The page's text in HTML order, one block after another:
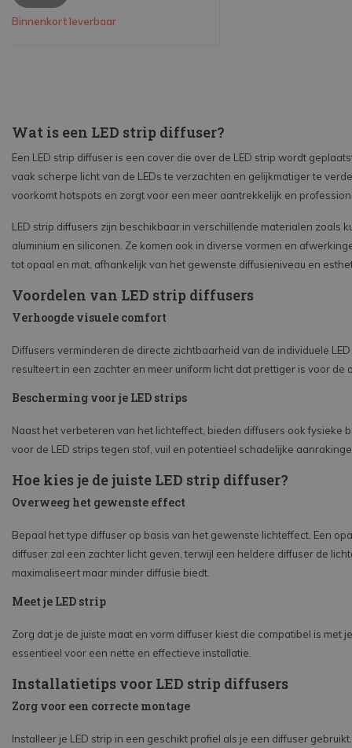
Binnenkort leverbaar
Wat is een LED strip diffuser?
Een LED strip diffuser is een cover die over de LED strip wordt
vaak scherpe licht van de LEDs te verzachten en gelijkmatiger te
voorkomt hotspots en zorgt voor een meer aantrekkelijk en
LED strip diffusers zijn beschikbaar in verschillende materialen zoals
aluminium en siliconen. Ze komen ook in diverse vormen en
tot opaal en mat, afhankelijk van het gewenste diffusieniveau en
Voordelen van LED strip diffusers
Verhoogde visuele comfort
Diffusers verminderen de directe zichtbaarheid van de individuele
resulteert in een zachter en meer uniform licht dat prettiger is voor de
Bescherming voor je LED strips
Naast het verbeteren van het lichteffect, bieden diffusers ook fysieke
voor de LED strips tegen stof, vuil en potentieel schadelijke
Hoe kies je de juiste LED strip diffuser?
Overweeg het gewenste effect
Bepaal het type diffuser op basis van het gewenste lichteffect. Een
diffuser zal een zachter licht geven, terwijl een heldere diffuser de
maximaliseert maar minder diffusie biedt.
Meet je LED strip
Zorg dat je de juiste maat en vorm diffuser kiest die compatibel is met
essentieel voor een nette en effectieve installatie.
Installatietips voor LED strip diffusers
Zorg voor een correcte montage
Installeer je LED strip in een geschikt profiel als je een diffuser